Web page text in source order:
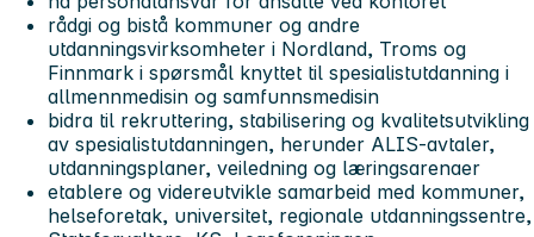
rådgi og bistå kommuner og andre
utdanningsvirksomheter i Nordland, Troms og
Finnmark i spørsmål knyttet til spesialistutdanning i
allmennmedisin og samfunnsmedisin
bidra til rekruttering, stabilisering og kvalitetsutvikling
av spesialistutdanningen, herunder ALIS-avtaler,
utdanningsplaner, veiledning og læringsarenaer
etablere og videreutvikle samarbeid med kommuner,
helseforetak, universitet, regionale utdanningssentre,